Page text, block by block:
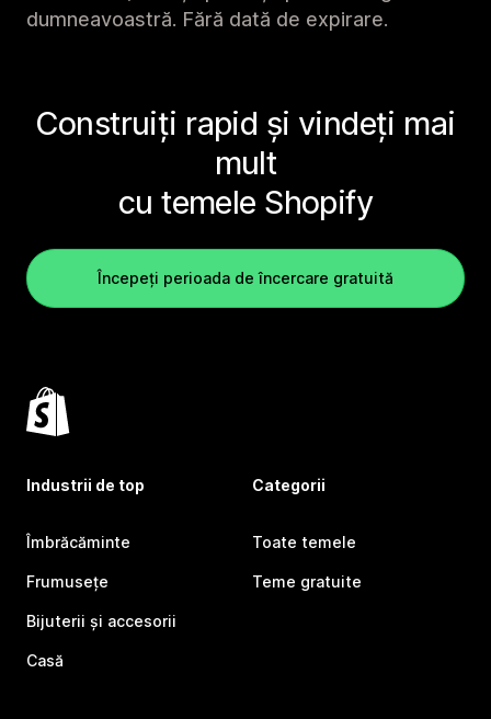
dumneavoastră. Fără dată de expirare.
Construiți rapid și vindeți mai
mult
cu temele Shopify
Începeți perioada de încercare gratuită
Industrii de top
Îmbrăcăminte
Frumusețe
Bijuterii și accesorii
Casă
Categorii
Toate temele
Teme gratuite